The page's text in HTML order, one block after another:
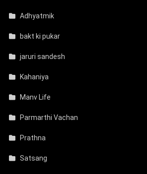
Adhyatmik
bakt ki pukar
jaruri sandesh
Kahaniya
Manv Life
Parmarthi Vachan
Prathna
Satsang